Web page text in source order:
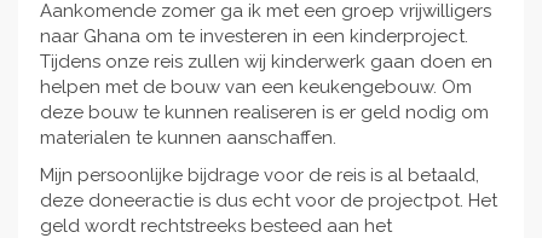
Aankomende zomer ga ik met een groep vrijwilligers
naar Ghana om te investeren in een kinderproject.
Tijdens onze reis zullen wij kinderwerk gaan doen en
helpen met de bouw van een keukengebouw. Om
deze bouw te kunnen realiseren is er geld nodig om
materialen te kunnen aanschaffen.
Mijn persoonlijke bijdrage voor de reis is al betaald,
deze doneeractie is dus echt voor de projectpot. Het
geld wordt rechtstreeks besteed aan het